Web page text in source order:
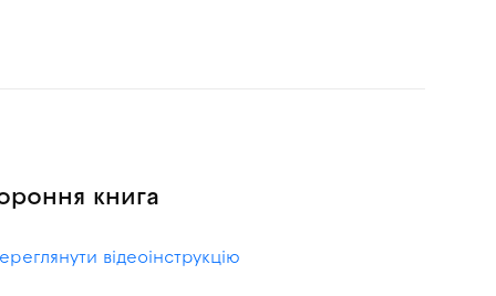
книга
відеоінструкцію